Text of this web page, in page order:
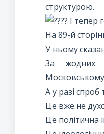
структурою.
І тепер
На 89-й
У ньому
За жодних
Московському
А у разі
Це вже не
Це політична